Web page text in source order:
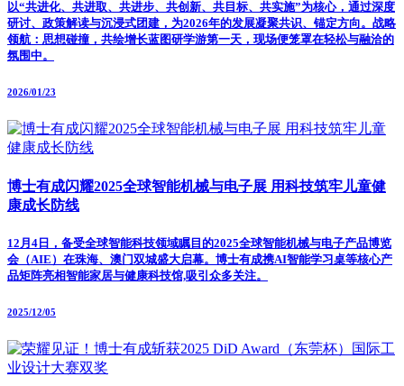
以“共进化、共进取、共进步、共创新、共目标、共实施”为核心，通过深度
研讨、政策解读与沉浸式团建，为2026年的发展凝聚共识、锚定方向。战略
领航：思想碰撞，共绘增长蓝图研学游第一天，现场便笼罩在轻松与融洽的
氛围中。
2026/01/23
博士有成闪耀2025全球智能机械与电子展 用科技筑牢儿童健
康成长防线
12月4日，备受全球智能科技领域瞩目的2025全球智能机械与电子产品博览
会（AIE）在珠海、澳门双城盛大启幕。博士有成携AI智能学习桌等核心产
品矩阵亮相智能家居与健康科技馆,吸引众多关注。
2025/12/05